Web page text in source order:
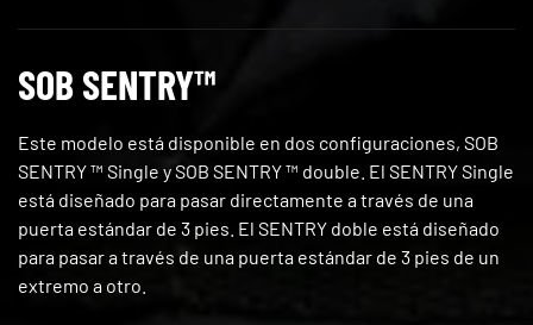
SOB SENTRY™
Este modelo está disponible en dos configuraciones, SOB
SENTRY ™ Single y SOB SENTRY ™ double. El SENTRY Single
está diseñado para pasar directamente a través de una
puerta estándar de 3 pies. El SENTRY doble está diseñado
para pasar a través de una puerta estándar de 3 pies de un
extremo a otro.